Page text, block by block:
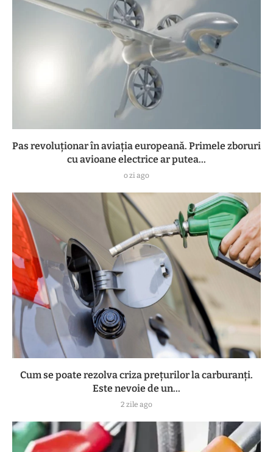
Pas revoluționar în aviația europeană. Primele zboruri
cu avioane electrice ar putea...
o zi ago
Cum se poate rezolva criza prețurilor la carburanți.
Este nevoie de un...
2 zile ago